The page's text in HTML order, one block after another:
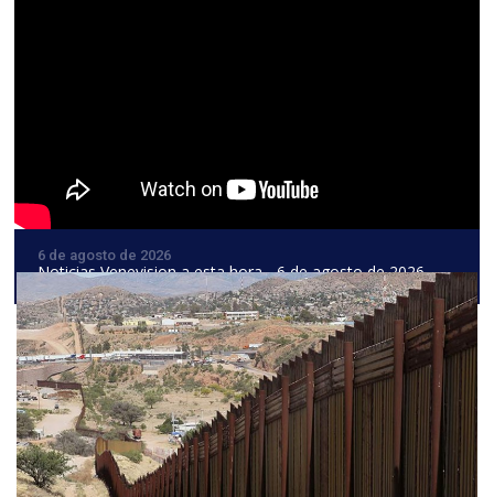
6 de agosto de 2026
Noticias Venevision a esta hora - 6 de agosto de 2026